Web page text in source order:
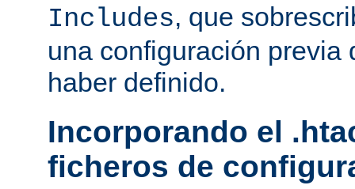
Includes, que
una configuración previa
haber definido.
Incorporando el
ficheros de